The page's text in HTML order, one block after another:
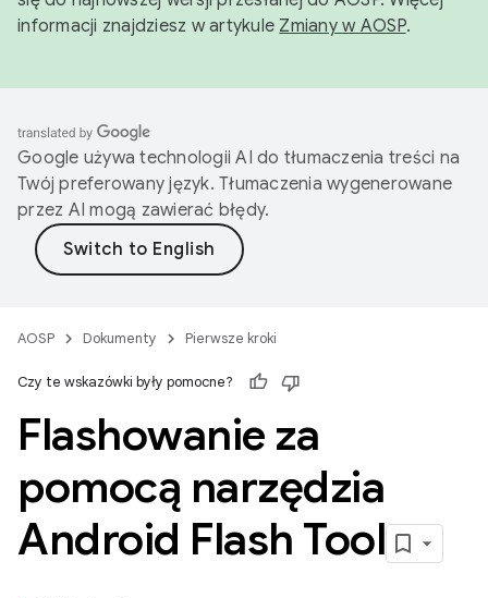
informacji znajdziesz w artykule Zmiany w AOSP.
Google używa technologii AI do tłumaczenia treści na
Twój preferowany język. Tłumaczenia wygenerowane
przez AI mogą zawierać błędy.
AOSP Dokumenty Pierwsze kroki
Czy te wskazówki były pomocne?
Flashowanie za
pomocą narzędzia
Android Flash Tool